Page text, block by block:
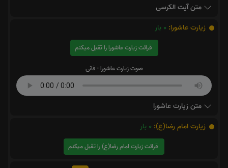
متن آیت الکرسی
زیارت عاشورا: 0 بار
قرائت زیارت عاشورا را تقبل میکنم
صوت زیارت عاشورا - فانی
متن زیارت عاشورا
زیارت امام رضا(ع): 0 بار
قرائت زیارت امام رضا(ع) را تقبل میکنم